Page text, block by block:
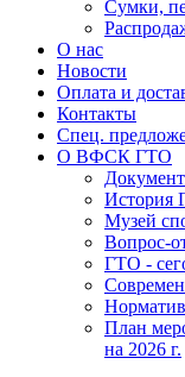
Сумки,
О нас
Новости
Оплата и
Контакты
Спец.
О ВФСК ГТО
История
Музей
Вопрос-
ГТО -
План
на 2026 г.